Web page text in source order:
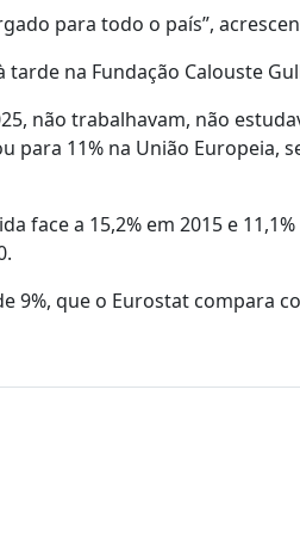
para todo o país”,
na Fundação Calouste
não trabalhavam, não
11% na União Europeia,
face a 15,2% em 2015 e
9%, que o Eurostat compara